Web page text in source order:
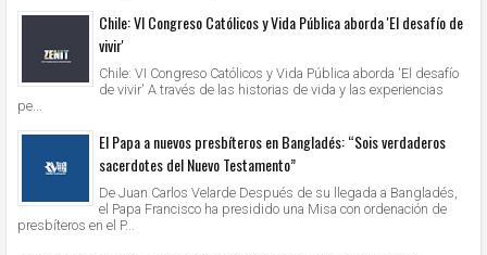
Chile: VI Congreso Católicos y Vida Pública aborda 'El desafío de
vivir'
Chile: VI Congreso Católicos y Vida Pública aborda 'El desafío
de vivir' A través de las historias de vida y las experiencias
pe...
El Papa a nuevos presbíteros en Bangladés: “Sois verdaderos
sacerdotes del Nuevo Testamento”
De Juan Carlos Velarde Después de su llegada a Bangladés,
el Papa Francisco ha presidido una Misa con ordenación de
presbíteros en el P...